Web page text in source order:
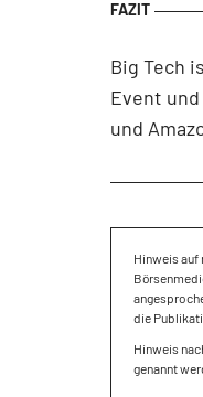
Big Tech
Event und
und
Hinweis auf
die
Hinweis
genannt